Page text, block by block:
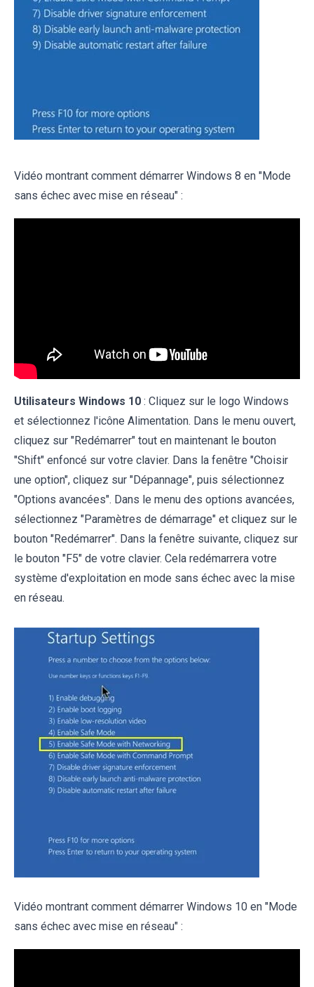
Vidéo montrant comment démarrer Windows 8 en "Mode
sans échec avec mise en réseau" :
Utilisateurs Windows 10 : Cliquez sur le logo Windows
et sélectionnez l'icône Alimentation. Dans le menu ouvert,
cliquez sur "Redémarrer" tout en maintenant le bouton
"Shift" enfoncé sur votre clavier. Dans la fenêtre "Choisir
une option", cliquez sur "Dépannage", puis sélectionnez
"Options avancées". Dans le menu des options avancées,
sélectionnez "Paramètres de démarrage" et cliquez sur le
bouton "Redémarrer". Dans la fenêtre suivante, cliquez sur
le bouton "F5" de votre clavier. Cela redémarrera votre
système d'exploitation en mode sans échec avec la mise
en réseau.
Vidéo montrant comment démarrer Windows 10 en "Mode
sans échec avec mise en réseau" :